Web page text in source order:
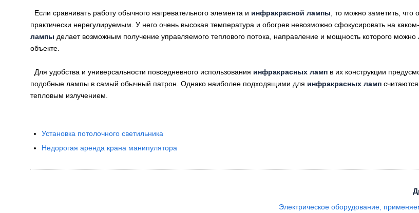
Если сравнивать работу обычного нагревательного элемента и инфракрасной лампы , то можно заметить,
практически нерегулируемым. У него очень высокая температура и обогрев невозможно сфокусировать на
лампы делает возможным получение управляемого теплового потока, направление и мощность которого можно
объекте.
Для удобства и универсальности повседневного использования инфракрасных ламп в их конструкции
подобные лампы в самый обычный патрон. Однако наиболее подходящими для инфракрасных ламп
тепловым излучением.
Установка потолочного светильника
Недорогая аренда крана манипулятора
Электрическое оборудование,